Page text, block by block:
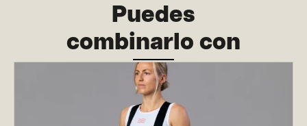
Puedes
combinarlo con